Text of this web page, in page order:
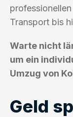
Transport bis
Warte nicht
um ein
Umzug von
Geld